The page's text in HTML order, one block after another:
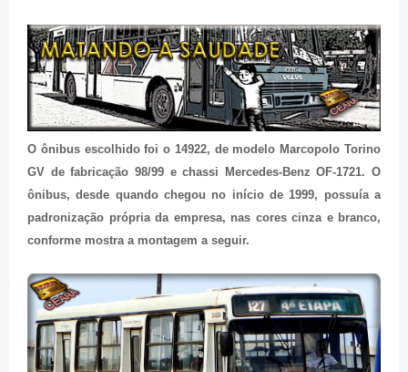
O ônibus escolhido foi o 14922, de modelo Marcopolo Torino
GV de fabricação 98/99 e chassi Mercedes-Benz OF-1721. O
ônibus, desde quando chegou no início de 1999, possuía a
padronização própria da empresa, nas cores cinza e branco,
conforme mostra a montagem a seguir.